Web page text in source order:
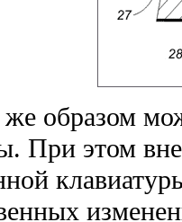
образом
При этом